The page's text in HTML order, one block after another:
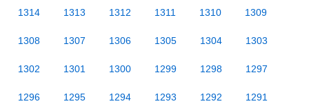
1314 1313 1312 1311 1310 1309
1308 1307 1306 1305 1304 1303
1302 1301 1300 1299 1298 1297
1296 1295 1294 1293 1292 1291